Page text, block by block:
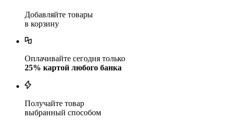
Добавляйте товары
в корзину
Оплачивайте сегодня только
25% картой любого банка
Получайте товар
выбранный способом